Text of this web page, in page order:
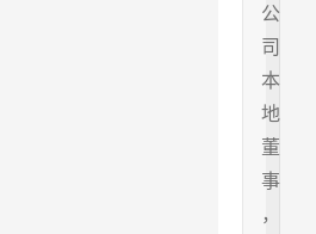
公
司
本
地
董
事
，